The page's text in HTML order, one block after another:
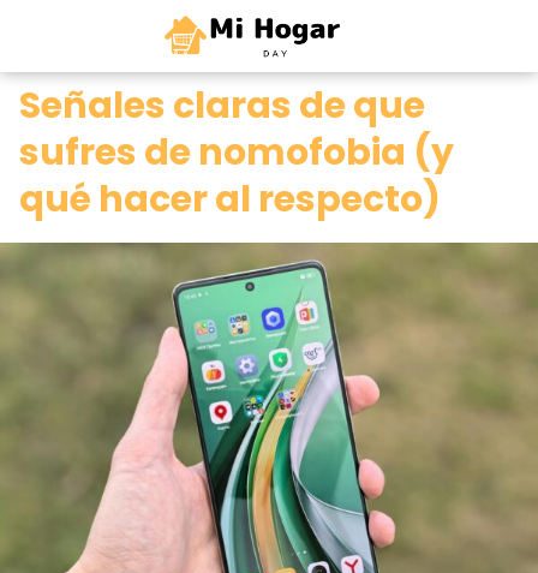
0
Señales claras de que
sufres de nomofobia (y
qué hacer al respecto)